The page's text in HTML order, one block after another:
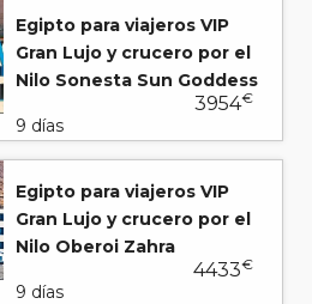
Egipto para viajeros VIP
Gran Lujo y crucero por el
Nilo Sonesta Sun Goddess
9 días
3954€
Egipto para viajeros VIP
Gran Lujo y crucero por el
Nilo Oberoi Zahra
9 días
4433€